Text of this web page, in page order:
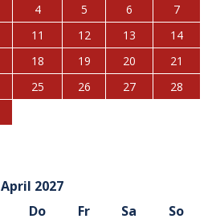
4 5 6
7
11 12 13
14
18 19 20
21
25 26 27
28
April 2027
Do Fr Sa So